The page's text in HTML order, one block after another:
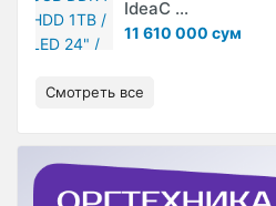
IdeaC ...
11 610 000 сум
Смотреть все